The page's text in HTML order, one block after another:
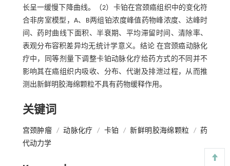
长呈一缓慢下降曲线。（2）卡铂在宫颈癌组织中的变化符
合非房室模型，A、B两组铂浓度峰值药物峰浓度、达峰时
间、药时曲线下面积、半衰期、平均滞留时间、清除率、
表观分布容积差异均无统计学意义。结论 在宫颈癌动脉化
疗中，同等剂量下调整卡铂动脉化疗给药方式的不同并不
影响其在癌组织内吸收、分布、代谢及排泄过程，从而推
测出新鲜明胶海绵颗粒不具有药物缓释作用。
关键词
宫颈肿瘤 / 动脉化疗 / 卡铂 / 新鲜明胶海绵颗粒 / 药
代动力学